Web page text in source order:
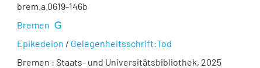
brem.a.0619-146b
Bremen
Epikedeion / Gelegenheitsschrift:Tod
Bremen : Staats- und Universitätsbibliothek, 2025